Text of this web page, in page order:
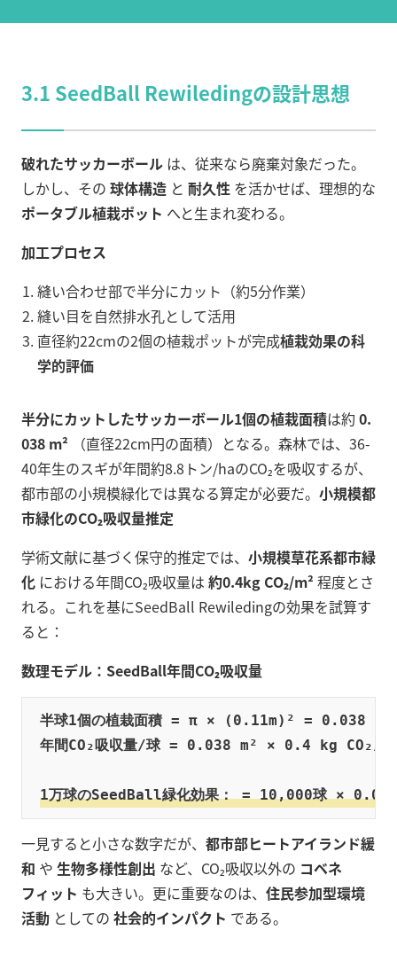
3.1 SeedBall Rewiledingの設計思想
破れたサッカーボール は、従来なら廃棄対象だった。
しかし、その 球体構造 と 耐久性 を活かせば、理想的な
ポータブル植栽ポット へと生まれ変わる。
加工プロセス
縫い合わせ部で半分にカット（約5分作業）
縫い目を自然排水孔として活用
直径約22cmの2個の植栽ポットが完成植栽効果の科
学的評価
半分にカットしたサッカーボール1個の植栽面積は約 0.
038 m² （直径22cm円の面積）となる。森林では、36-
40年生のスギが年間約8.8トン/haのCO₂を吸収するが、
都市部の小規模緑化では異なる算定が必要だ。 小規模都
市緑化のCO₂吸収量推定
学術文献に基づく保守的推定では、 小規模草花系都市緑
化 における年間CO₂吸収量は 約0.4kg CO₂/m² 程度とさ
れる。これを基にSeedBall Rewiledingの効果を試算す
ると：
数理モデル：SeedBall年間CO₂吸収量
半球1個の植栽面積 = π × (0.11m)² = 0.038 m²
年間CO₂吸収量/球 = 0.038 m² × 0.4 kg CO₂/
1万球のSeedBall緑化効果： = 10,000球 ×
一見すると小さな数字だが、 都市部ヒートアイランド緩
和 や 生物多様性創出 など、CO₂吸収以外の コベネ
フィット も大きい。更に重要なのは、 住民参加型環境
活動 としての 社会的インパクト である。